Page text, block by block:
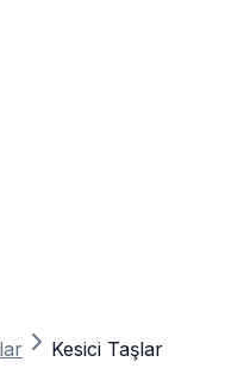
Kesici Taşlar